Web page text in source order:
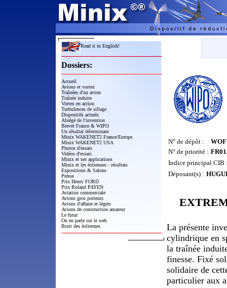
Read it in English!
Dossiers:
Accueil
Avions et vortex
Traînées d'un avion
Traînée induite
Vortex en action
Turbulences de sillage
Dispositifs actuels
Abrégé de l'invention
Brevet France & WIPO
Un résultat déterminant
Minix WAKENET2 France/Europe
Minix WAKENET2 USA
Photos d'essais
Vidéos d'essais
Minix et ses applications
Minix et les éoliennes - résultats
Expositions & Salons
Presse
Prix Henry FORD
Prix Roland PAYEN
Aviation commerciale
Avions gros porteurs
Avions d'affaire et légers
Avions de construction amateur
Le futur
On en parle sur le web
Bruit des éoliennes
N° de dépôt :
N° de priorité :
Indice principal CIB
Déposant(s) :
La présente
cylindrique en
la traînée
finesse. Fixé
solidaire de
particulier aux